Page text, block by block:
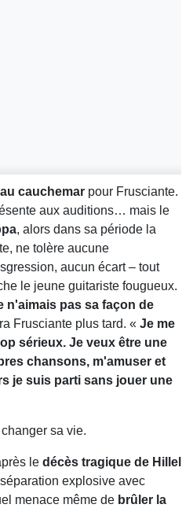
cauchemar pour Frusciante.
aux auditions… mais le
, alors dans sa période la
ne tolère aucune
aucun écart – tout
le jeune guitariste fougueux.
n'aimais pas sa façon de
Frusciante plus tard. « Je me
sérieux. Je veux être une
chansons, m'amuser et
je suis parti sans jouer une
sa vie.
le décès tragique de Hillel
explosive avec
menace même de brûler la